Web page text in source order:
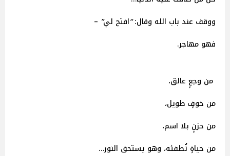
ووقف عند باب الله وقال:“افتح لي”
–
فهو مهاجر.
من وجعٍ عالق،
من خوفٍ طويل،
من حزنٍ بلا اسم،
من حياةٍ تُطفئه، وهو يستحق النور…